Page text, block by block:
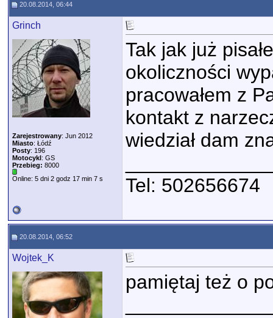
20.08.2014, 06:44
Grinch
Zarejestrowany: Jun 2012
Miasto: Łódź
Posty: 196
Motocykl: GS
Przebieg: 8000
Online: 5 dni 2 godz 17 min 7 s
Tak jak już
okoliczności
pracowałem z
kontakt z
wiedział dam
Tel: 502656674
20.08.2014, 06:52
Wojtek_K
pamiętaj też o